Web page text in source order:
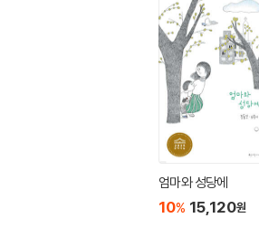
엄마와 성당에
10% 15,120원